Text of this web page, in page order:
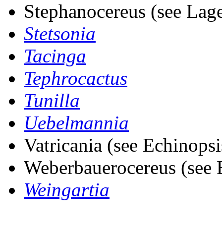
Stephanocereus (see
Stetsonia
Tacinga
Tephrocactus
Tunilla
Uebelmannia
Vatricania (see
Weberbauerocereus
Weingartia